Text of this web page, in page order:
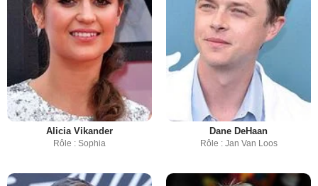
Alicia Vikander
Rôle : Sophia
Dane DeHaan
Rôle : Jan Van Loos